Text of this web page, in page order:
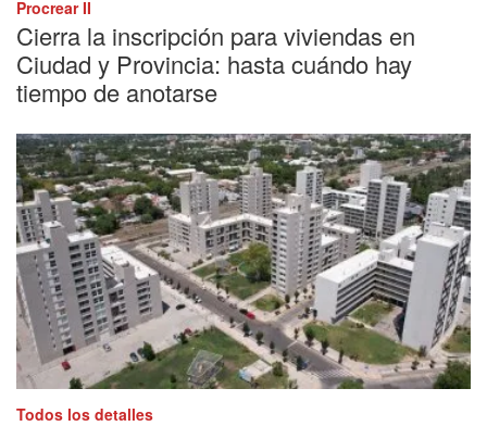
Procrear II
Cierra la inscripción para viviendas en
Ciudad y Provincia: hasta cuándo hay
tiempo de anotarse
Todos los detalles